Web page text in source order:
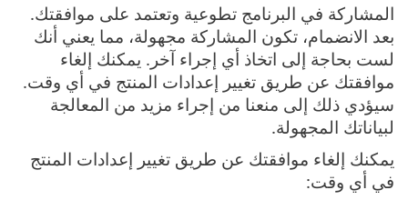
المشاركة في البرنامج تطوعية وتعتمد على موافقتك.
بعد الانضمام، تكون المشاركة مجهولة، مما يعني أنك
لست بحاجة إلى اتخاذ أي إجراء آخر. يمكنك إلغاء
موافقتك عن طريق تغيير إعدادات المنتج في أي وقت.
سيؤدي ذلك إلى منعنا من إجراء مزيد من المعالجة
لبياناتك المجهولة.
يمكنك إلغاء موافقتك عن طريق تغيير إعدادات المنتج
في أي وقت: